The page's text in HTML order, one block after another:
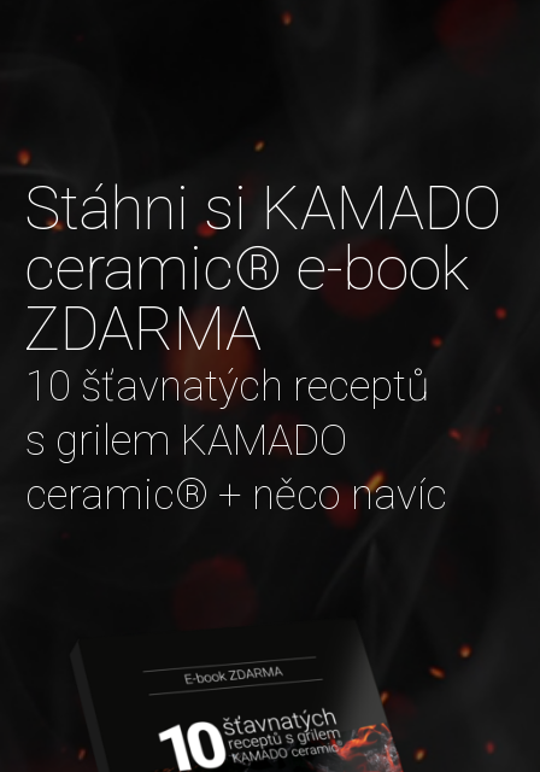
Stáhni si KAMADO
ceramic® e-book
ZDARMA
10 šťavnatých receptů
s grilem KAMADO
ceramic® + něco navíc